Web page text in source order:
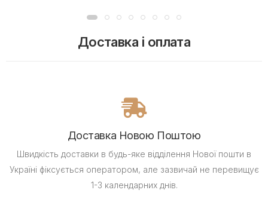
Доставка і оплата
Доставка Новою Поштою
Швидкість доставки в будь-яке відділення Нової пошти в
Україні фіксується оператором, але зазвичай не перевищує
1-3 календарних днів.